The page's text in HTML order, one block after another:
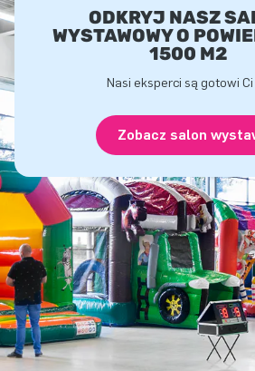
ODKRYJ NASZ
WYSTAWOWY O
1500 M2
Nasi eksperci są gotowi
Zobacz salon